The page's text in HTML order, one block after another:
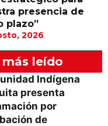
presencia de
plazo”
2026
más leído
Indígena
presenta
por
de